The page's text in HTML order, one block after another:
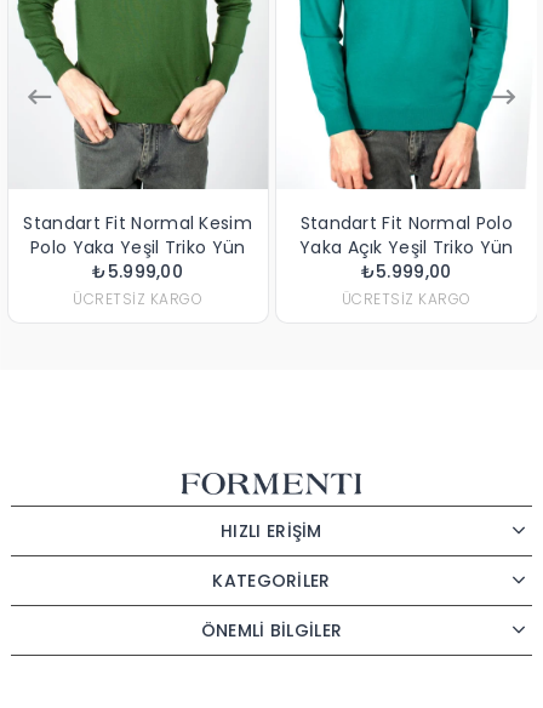
Fit Normal Kesim
Yaka Yeşil Triko Yün
Kazak
₺5.999,00
ÜCRETSIZ KARGO
Standart Fit Normal Polo
Yaka Açık Yeşil Triko Yün
Kazak
₺5.999,00
ÜCRETSIZ KARGO
HIZLI ERİŞİM
KATEGORİLER
ÖNEMLİ BİLGİLER